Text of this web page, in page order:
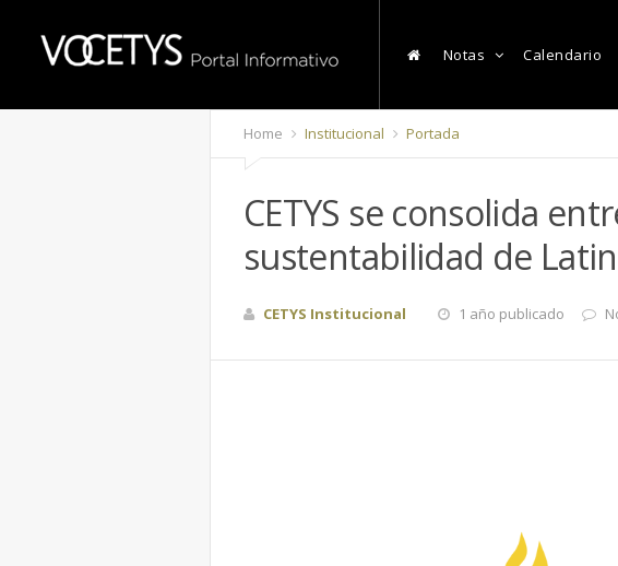
Notas Calendario
Home Institucional Portada
CETYS se consolida
sustentabilidad de
CETYS Institucional 1 año publicado